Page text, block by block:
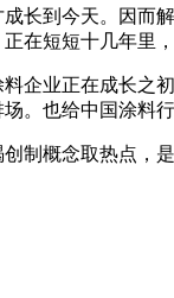
到今天。因而
在短短十几年里
业正在成长之
。也给中国涂料
概念取热点，